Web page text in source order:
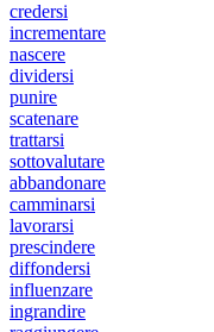
credersi
incrementare
nascere
dividersi
punire
scatenare
trattarsi
sottovalutare
abbandonare
camminarsi
lavorarsi
prescindere
diffondersi
influenzare
ingrandire